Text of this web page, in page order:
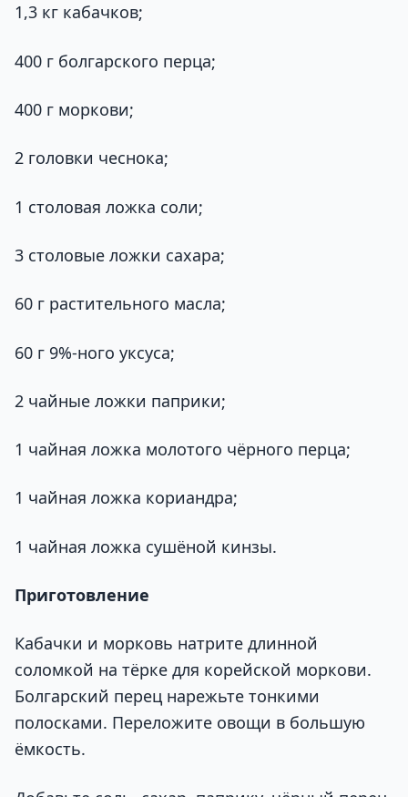
1,3 кг кабачков;
400 г болгарского перца;
400 г моркови;
2 головки чеснока;
1 столовая ложка соли;
3 столовые ложки сахара;
60 г растительного масла;
60 г 9%-ного уксуса;
2 чайные ложки паприки;
1 чайная ложка молотого чёрного перца;
1 чайная ложка кориандра;
1 чайная ложка сушёной кинзы.
Приготовление
Кабачки и морковь натрите длинной
соломкой на тёрке для корейской моркови.
Болгарский перец нарежьте тонкими
полосками. Переложите овощи в большую
ёмкость.